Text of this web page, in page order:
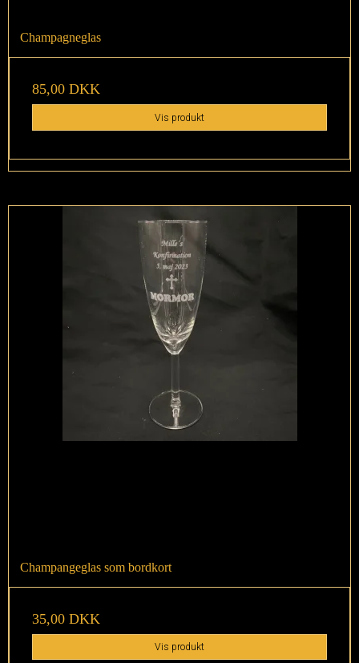
Champagneglas
85,00 DKK
Vis produkt
Champangeglas som bordkort
35,00 DKK
Vis produkt